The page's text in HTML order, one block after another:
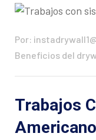
Por:
Beneficios del
Trabajos